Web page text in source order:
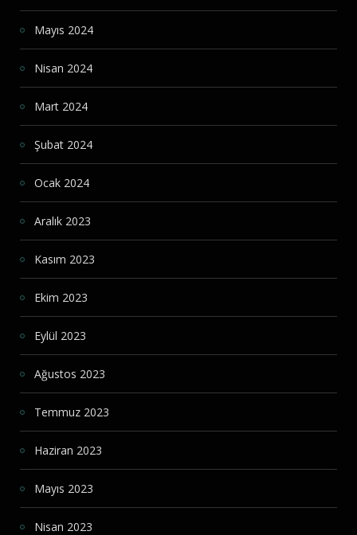
Mayıs 2024
Nisan 2024
Mart 2024
Şubat 2024
Ocak 2024
Aralık 2023
Kasım 2023
Ekim 2023
Eylül 2023
Ağustos 2023
Temmuz 2023
Haziran 2023
Mayıs 2023
Nisan 2023